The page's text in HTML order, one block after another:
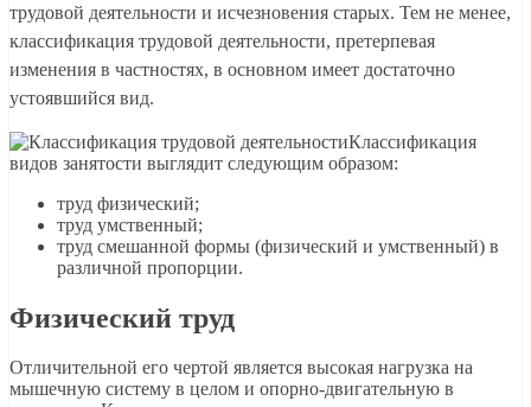
трудовой деятельности и исчезновения старых. Тем не менее,
классификация трудовой деятельности, претерпевая
изменения в частностях, в основном имеет достаточно
устоявшийся вид.
Классификация
видов занятости выглядит следующим образом:
труд физический;
труд умственный;
труд смешанной формы (физический и умственный) в
различной пропорции.
Физический труд
Отличительной его чертой является высокая нагрузка на
мышечную систему в целом и опорно-двигательную в